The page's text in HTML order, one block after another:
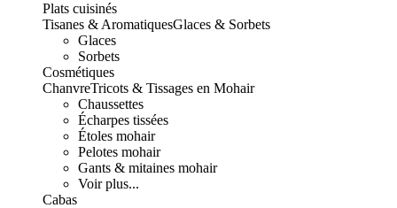
Plats cuisinés
Tisanes & AromatiquesGlaces & Sorbets
Glaces
Sorbets
Cosmétiques
ChanvreTricots & Tissages en Mohair
Chaussettes
Écharpes tissées
Étoles mohair
Pelotes mohair
Gants & mitaines mohair
Voir plus...
Cabas